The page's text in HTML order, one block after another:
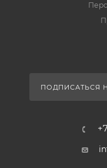
ПОДПИСАТЬСЯ